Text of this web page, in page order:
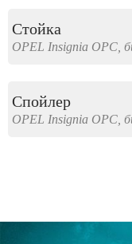
Стойка
OPEL Insignia OPC,
Спойлер
OPEL Insignia OPC,